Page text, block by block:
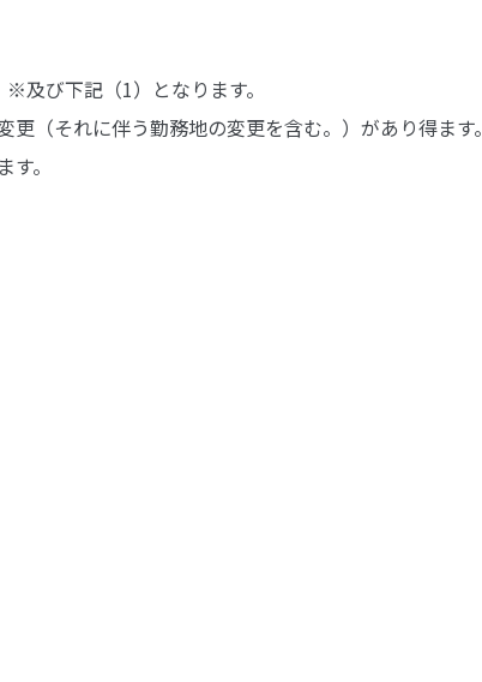
及び下記（1）となります。
（それに伴う勤務地の変更を含む。）があり得ます。
。